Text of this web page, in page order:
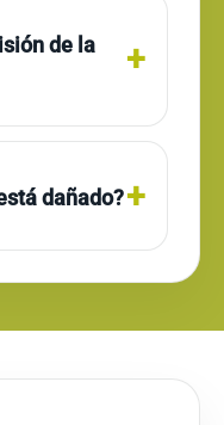
de la
dañado?